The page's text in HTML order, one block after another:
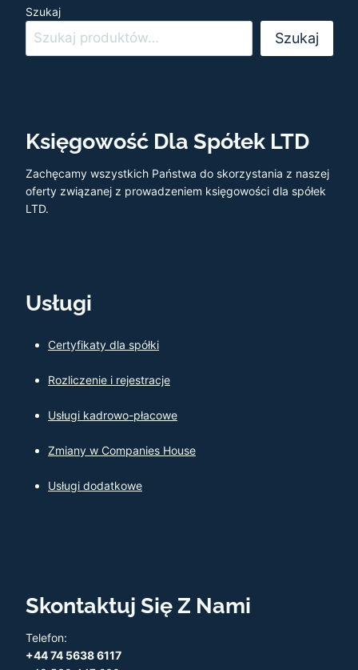
Szukaj
Szukaj
Księgowość Dla Spółek LTD
Zachęcamy wszystkich Państwa do skorzystania z naszej
oferty związanej z prowadzeniem księgowości dla spółek
LTD.
Usługi
Certyfikaty dla spółki
Rozliczenie i rejestracje
Usługi kadrowo-płacowe
Zmiany w Companies House
Usługi dodatkowe
Skontaktuj Się Z Nami
Telefon:
+44 74 5638 6117